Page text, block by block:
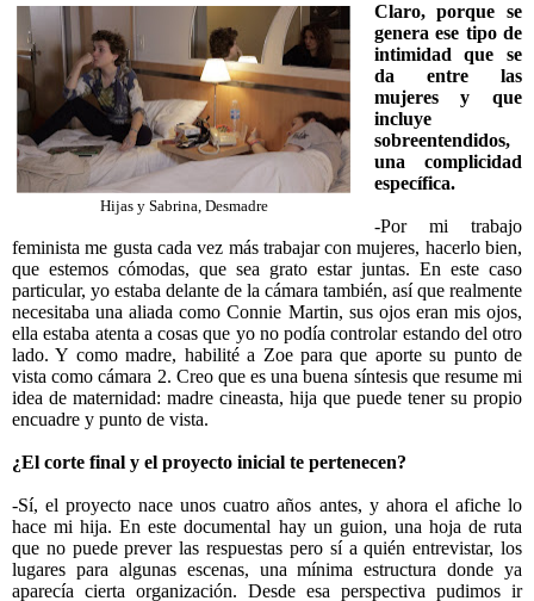
Hijas y Sabrina, Desmadre
Claro, porque se
genera ese tipo de
intimidad que se
da entre las
mujeres y que
incluye
sobreentendidos,
una complicidad
específica.
-Por mi trabajo
feminista me gusta cada vez más trabajar con mujeres, hacerlo bien,
que estemos cómodas, que sea grato estar juntas. En este caso
particular, yo estaba delante de la cámara también, así que realmente
necesitaba una aliada como Connie Martin, sus ojos eran mis ojos,
ella estaba atenta a cosas que yo no podía controlar estando del otro
lado. Y como madre, habilité a Zoe para que aporte su punto de
vista como cámara 2. Creo que es una buena síntesis que resume mi
idea de maternidad: madre cineasta, hija que puede tener su propio
encuadre y punto de vista.
¿El corte final y el proyecto inicial te pertenecen?
-Sí, el proyecto nace unos cuatro años antes, y ahora el afiche lo
hace mi hija. En este documental hay un guion, una hoja de ruta
que no puede prever las respuestas pero sí a quién entrevistar, los
lugares para algunas escenas, una mínima estructura donde ya
aparecía cierta organización. Desde esa perspectiva pudimos ir